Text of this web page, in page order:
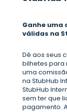
Ganhe
válidas na
Dê aos seus
bilhetes para
uma
na StubHub
StubHub
sem ter que
pagamento.